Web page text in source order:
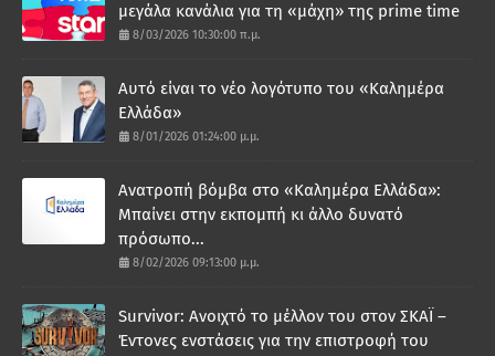
μεγάλα κανάλια για τη «μάχη» της prime time
8/03/2026 10:30:00 π.μ.
Αυτό είναι το νέο λογότυπο του «Καλημέρα
Ελλάδα»
8/01/2026 01:24:00 μ.μ.
Ανατροπή βόμβα στο «Καλημέρα Ελλάδα»:
Μπαίνει στην εκπομπή κι άλλο δυνατό
πρόσωπο...
8/02/2026 09:13:00 μ.μ.
Survivor: Ανοιχτό το μέλλον του στον ΣΚΑΪ –
Έντονες ενστάσεις για την επιστροφή του